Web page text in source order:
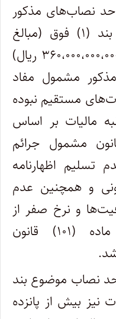
حد نصاب‌های مذکور
در جزء‌های (۱-۱) و (۱-۲) بند (۱) فوق (مبالغ
۱۸۰،۰۰۰،۰۰۰،۰۰۰،۰۰۰ یا ۳۶۰،۰۰۰،۰۰۰،۰۰۰،۰۰۰ ریال)
مشمول مفاد
مالیات‌های مستقیم نبوده
مالیات بر اساس
آن، قانون مشمول جرائم
تسلیم اظهارنامه
و همچنین عدم
و نرخ صفر از
جمله معافیت موضوع ماده (۱۰۱) قانون
حد نصاب موضوع بند
نیز بیش از پانزده